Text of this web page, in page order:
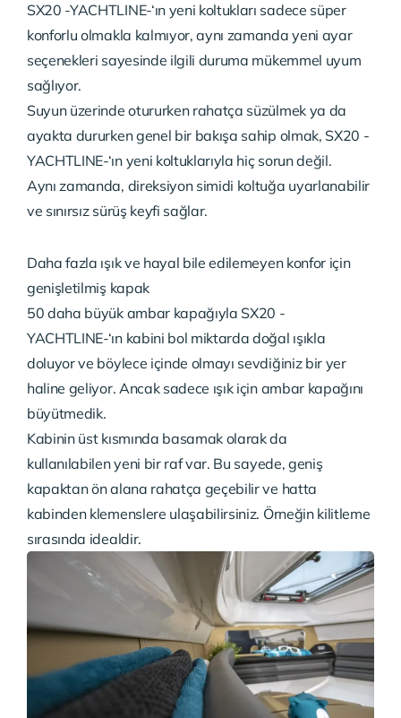
SX20 -YACHTLINE-‘ın yeni koltukları sadece süper
konforlu olmakla kalmıyor, aynı zamanda yeni ayar
seçenekleri sayesinde ilgili duruma mükemmel uyum
sağlıyor.
Suyun üzerinde otururken rahatça süzülmek ya da
ayakta dururken genel bir bakışa sahip olmak, SX20 -
YACHTLINE-‘ın yeni koltuklarıyla hiç sorun değil.
Aynı zamanda, direksiyon simidi koltuğa uyarlanabilir
ve sınırsız sürüş keyfi sağlar.
Daha fazla ışık ve hayal bile edilemeyen konfor için
genişletilmiş kapak
50 daha büyük ambar kapağıyla SX20 -
YACHTLINE-‘ın kabini bol miktarda doğal ışıkla
doluyor ve böylece içinde olmayı sevdiğiniz bir yer
haline geliyor. Ancak sadece ışık için ambar kapağını
büyütmedik.
Kabinin üst kısmında basamak olarak da
kullanılabilen yeni bir raf var. Bu sayede, geniş
kapaktan ön alana rahatça geçebilir ve hatta
kabinden klemenslere ulaşabilirsiniz. Örneğin kilitleme
sırasında idealdir.